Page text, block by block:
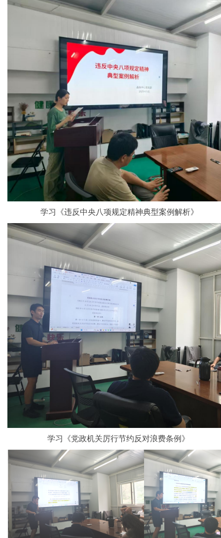
学习《违反中央八项规定精神典型案例解析》
学习《党政机关厉行节约反对浪费条例》